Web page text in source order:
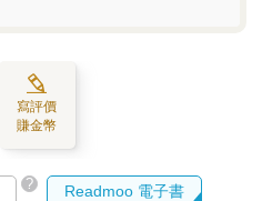
寫評價
賺金幣
? Readmoo 電子書